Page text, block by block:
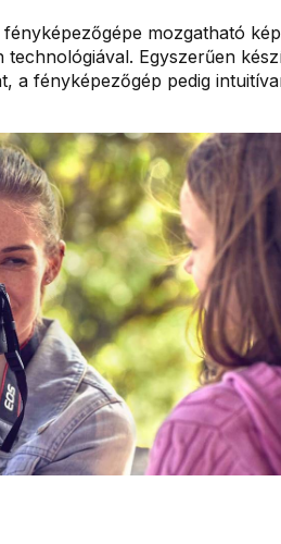
mozgatható
technológiával. Egyszerűen
a fényképezőgép pedig